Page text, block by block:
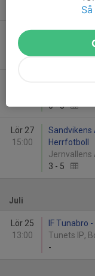
Tor 18
19:00
Sandvikens
Jernvallen
1-1
0-3
Lör 27
15:00
Sandvikens
Herrfotboll
Jernvallens
3 - 5
Juli
Lör 25
13:00
IF Tunabro
Tunets IP,
-